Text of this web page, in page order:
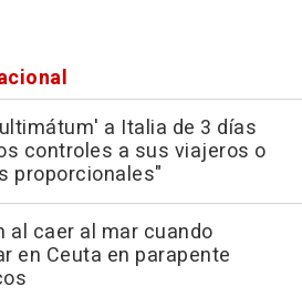
a Italia de 3 días
controles a sus viajeros o
proporcionales"
al caer al mar cuando
en Ceuta en parapente